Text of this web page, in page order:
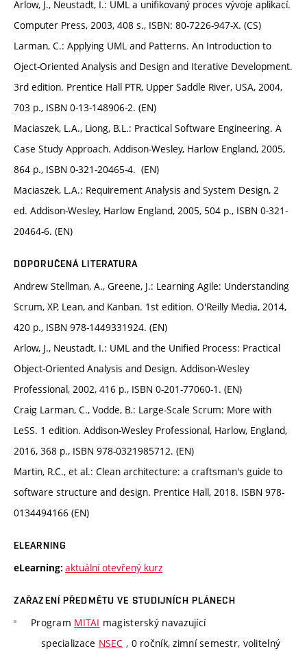
Arlow, J., Neustadt, I.: UML a unifikovaný proces vývoje aplikací.
Computer Press, 2003, 408 s., ISBN: 80-7226-947-X. (CS)
Larman, C.: Applying UML and Patterns. An Introduction to
Oject-Oriented Analysis and Design and Iterative Development.
3rd edition. Prentice Hall PTR, Upper Saddle River, USA, 2004,
703 p., ISBN 0-13-148906-2. (EN)
Maciaszek, L.A., Liong, B.L.: Practical Software Engineering. A
Case Study Approach. Addison-Wesley, Harlow England, 2005,
864 p., ISBN 0-321-20465-4. (EN)
Maciaszek, L.A.: Requirement Analysis and System Design, 2
ed. Addison-Wesley, Harlow England, 2005, 504 p., ISBN 0-321-
20464-6. (EN)
DOPORUČENÁ LITERATURA
Andrew Stellman, A., Greene, J.: Learning Agile: Understanding
Scrum, XP, Lean, and Kanban. 1st edition. O'Reilly Media, 2014,
420 p., ISBN 978-1449331924. (EN)
Arlow, J., Neustadt, I.: UML and the Unified Process: Practical
Object-Oriented Analysis and Design. Addison-Wesley
Professional, 2002, 416 p., ISBN 0-201-77060-1. (EN)
Craig Larman, C., Vodde, B.: Large-Scale Scrum: More with
LeSS. 1 edition. Addison-Wesley Professional, Harlow, England,
2016, 368 p., ISBN 978-0321985712. (EN)
Martin, R.C., et al.: Clean architecture: a craftsman's guide to
software structure and design. Prentice Hall, 2018. ISBN 978-
0134494166 (EN)
ELEARNING
eLearning: aktuální otevřený kurz
ZAŘAZENÍ PŘEDMĚTU VE STUDIJNÍCH PLÁNECH
Program MITAI magisterský navazující
specializace NSEC , 0 ročník, zimní semestr, volitelný